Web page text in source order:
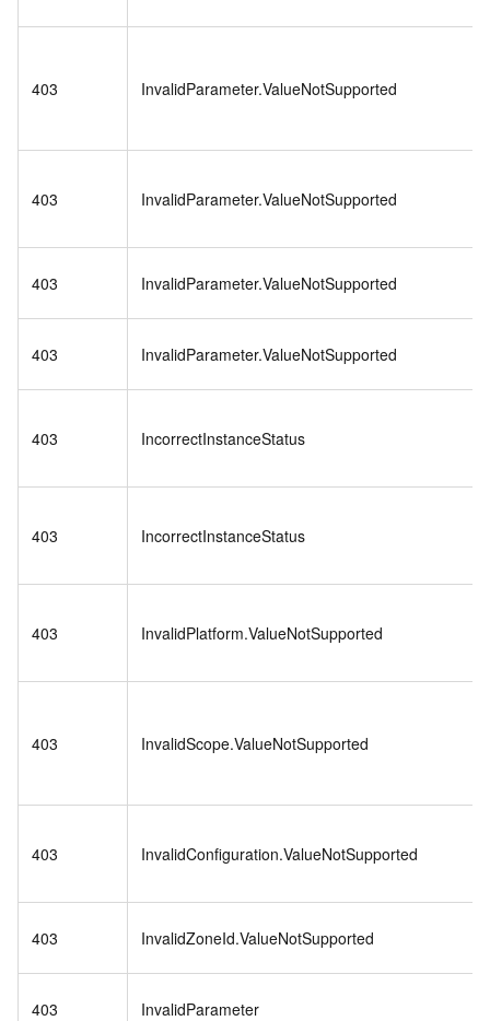
403 InvalidParameter.ValueNotSupported
403 InvalidParameter.ValueNotSupported
403 InvalidParameter.ValueNotSupported
403 InvalidParameter.ValueNotSupported
403 IncorrectInstanceStatus
403 IncorrectInstanceStatus
403 InvalidPlatform.ValueNotSupported
403 InvalidScope.ValueNotSupported
403 InvalidConfiguration.ValueNotSupported
403 InvalidZoneId.ValueNotSupported
403 InvalidParameter